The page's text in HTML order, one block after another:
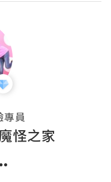
專員
怪之家